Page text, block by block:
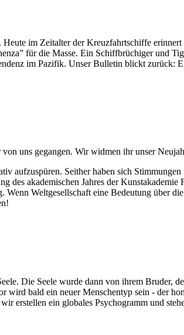
im Zeitalter der Kreuzfahrtschiffe
für die Masse. Ein Schiffbrüchiger und
im Pazifik. Unser Bulletin blickt zurück:
uns gegangen. Wir widmen ihr unser
aufzuspüren. Seither haben sich Stimmungen
des akademischen Jahres der Kunstakademie
Weltgesellschaft eine Bedeutung über
Die Seele wurde dann von ihrem Bruder,
wird bald ein neuer Menschentyp sein - der
erstellen ein globales Psychogramm und